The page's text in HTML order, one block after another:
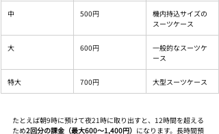
中 500円
機内持込サイズの
スーツケース
大 600円
一般的なスーツケ
ース
特大 700円 大型スーツケース
たとえば朝9時に預けて夜21時に取り出すと、12時間を超える
ため2回分の課金（最大600〜1,400円） になります。長時間預